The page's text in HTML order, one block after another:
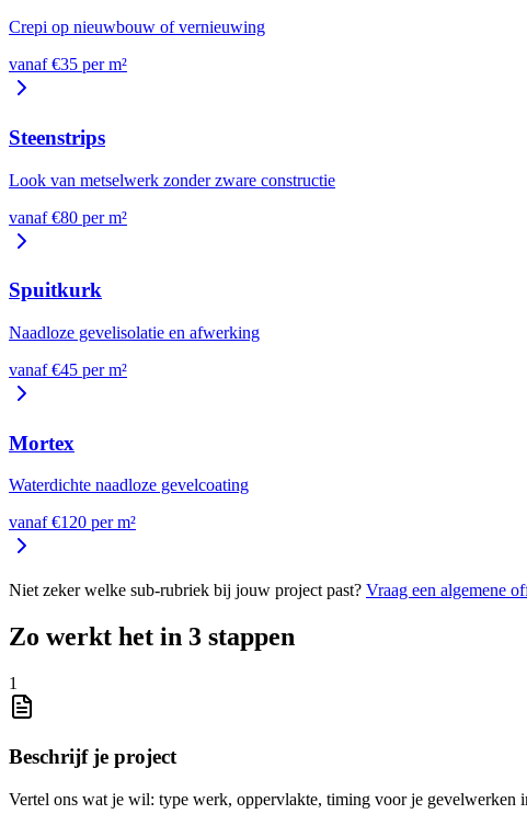
Crepi op nieuwbouw of vernieuwing
vanaf €35 perm²
Steenstrips
Look van metselwerk zonder zware constructie
vanaf €80 perm²
Spuitkurk
Naadloze gevelisolatie en afwerking
vanaf €45 perm²
Mortex
Waterdichte naadloze gevelcoating
vanaf €120 perm²
Niet zeker welke sub-rubriek bij jouw project past? Vraag een algemene
Zo werkt het in 3 stappen
1
Beschrijf je project
Vertel ons wat je wil: type werk, oppervlakte, timing voor je gevelwerken